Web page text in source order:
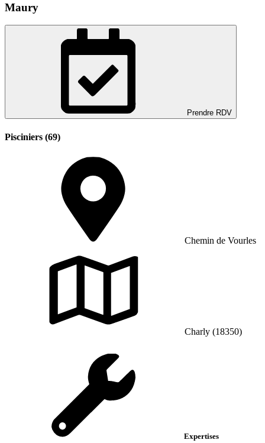
Maury
Prendre RDV
Pisciniers (69)
Chemin de Vourles
Charly (18350)
Expertises